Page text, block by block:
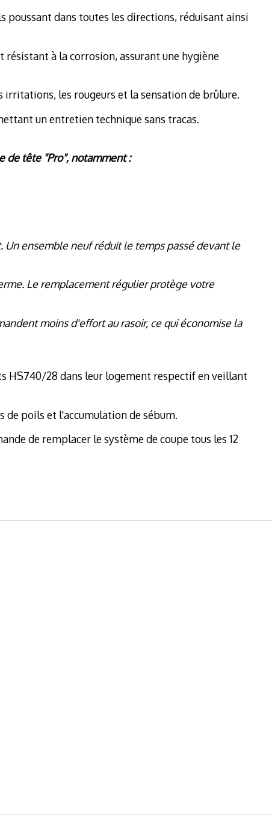
poussant dans toutes les directions, réduisant ainsi
à la corrosion, assurant une hygiène
les rougeurs et la sensation de brûlure.
un entretien technique sans tracas.
de tête "Pro", notamment :
ensemble neuf réduit le temps passé devant le
Le remplacement régulier protège votre
moins d'effort au rasoir, ce qui économise la
HS740/28 dans leur logement respectif en veillant
de poils et l'accumulation de sébum.
de remplacer le système de coupe tous les 12